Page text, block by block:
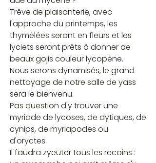
Trêve de plaisanterie, avec
l'approche du printemps, les
thymélées seront en fleurs et les
lyciets seront prêts à donner de
beaux gojis couleur lycopène.
Nous serons dynamisés, le grand
nettoyage de notre salle de yass
sera le bienvenu.
Pas question d'y trouver une
myriade de lycoses, de dytiques, de
cynips, de myriapodes ou
d'oryctes.
Il faudra zyeuter tous les recoins :